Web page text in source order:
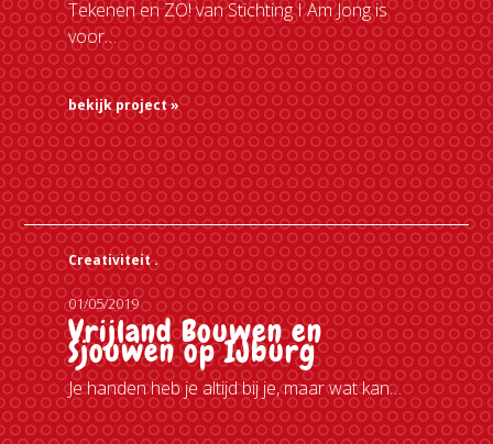
Tekenen en ZO! van Stichting I Am Jong is
voor…
bekijk project »
Creativiteit .
01/05/2019
Vrijland Bouwen en
Sjouwen op IJburg
Je handen heb je altijd bij je, maar wat kan…